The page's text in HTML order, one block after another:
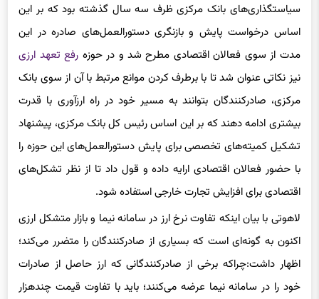
سیاستگذاری‌های بانک مرکزی ظرف سه سال گذشته بود که بر این
اساس درخواست پایش و بازنگری دستورالعمل‌های صادره در این
مدت از سوی فعالان اقتصادی مطرح شد و در حوزه رفع تعهد ارزی
نیز نکاتی عنوان شد تا با برطرف کردن موانع مرتبط با آن از سوی بانک
مرکزی، صادرکنندگان بتوانند به مسیر خود در راه ارزآوری با قدرت
بیشتری ادامه دهند که بر این اساس رئیس کل بانک مرکزی، پیشنهاد
تشکیل کمیته‌های تخصصی برای پایش دستورالعمل‌های این حوزه را
با حضور فعالان اقتصادی ارایه داده و قول داد تا از نظر تشکل‌های
اقتصادی برای افزایش تجارت خارجی استفاده شود.
لاهوتی با بیان اینکه تفاوت نرخ ارز در سامانه نیما و بازار متشکل ارزی
اکنون به گونه‌ای است که بسیاری از صادرکنندگان را متضرر می‌کند؛
اظهار داشت:چراکه برخی از صادرکنندگانی که ارز حاصل از صادرات
خود را در سامانه نیما عرضه می‎‌کنند؛ باید با تفاوت قیمت چندهزار